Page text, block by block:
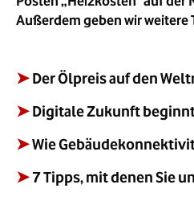
Außerdem geben wir weitere
➤Der Ölpreis auf den
➤Digitale Zukunft
➤Wie
➤7 Tipps, mit denen Sie